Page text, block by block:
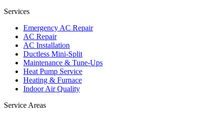
Services
Emergency AC Repair
AC Repair
AC Installation
Ductless Mini-Split
Maintenance & Tune-Ups
Heat Pump Service
Heating & Furnace
Indoor Air Quality
Service Areas